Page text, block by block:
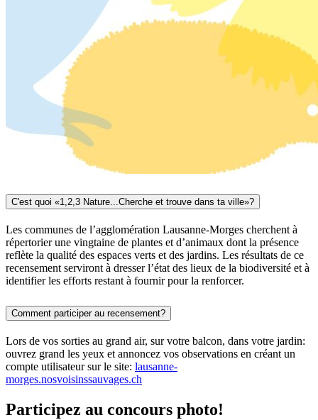
C'est quoi «1,2,3 Nature...Cherche et trouve dans ta ville»?
Les communes de l’agglomération Lausanne-Morges cherchent à
répertorier une vingtaine de plantes et d’animaux dont la présence
reflète la qualité des espaces verts et des jardins. Les résultats de ce
recensement serviront à dresser l’état des lieux de la biodiversité et à
identifier les efforts restant à fournir pour la renforcer.
Comment participer au recensement?
Lors de vos sorties au grand air, sur votre balcon, dans votre jardin:
ouvrez grand les yeux et annoncez vos observations en créant un
compte utilisateur sur le site: lausanne-
morges.nosvoisinssauvages.ch
Participez au concours photo!